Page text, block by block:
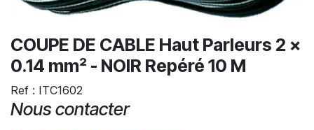
COUPE DE CABLE Haut Parleurs 2 x
0.14 mm² - NOIR Repéré 10 M
Ref : ITC1602
Nous contacter